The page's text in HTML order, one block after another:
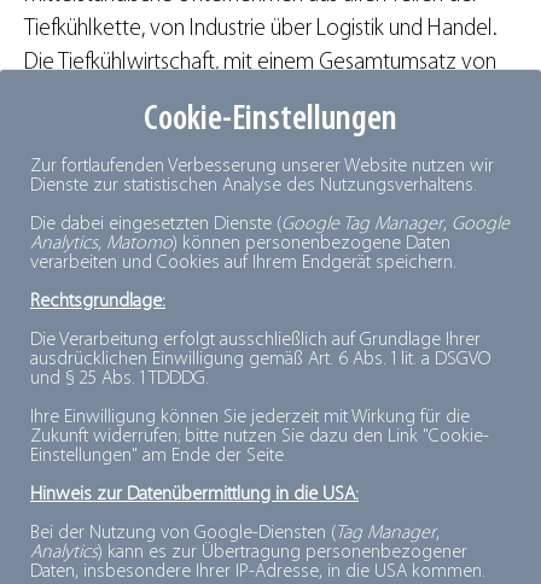
Cookie-Einstellungen
Zur fortlaufenden Verbesserung unserer Website nutzen wir
Dienste zur statistischen Analyse des Nutzungsverhaltens.
Die dabei eingesetzten Dienste (Google Tag Manager, Google
Analytics, Matomo) können personenbezogene Daten
verarbeiten und Cookies auf Ihrem Endgerät speichern.
Rechtsgrundlage:
Die Verarbeitung erfolgt ausschließlich auf Grundlage Ihrer
ausdrücklichen Einwilligung gemäß Art. 6 Abs. 1 lit. a DSGVO
und § 25 Abs. 1 TDDDG.
Ihre Einwilligung können Sie jederzeit mit Wirkung für die
Zukunft widerrufen; bitte nutzen Sie dazu den Link "Cookie-
Einstellungen" am Ende der Seite.
Hinweis zur Datenübermittlung in die USA:
Bei der Nutzung von Google-Diensten (Tag Manager,
Analytics) kann es zur Übertragung personenbezogener
Daten, insbesondere Ihrer IP-Adresse, in die USA kommen.
Tiefkühlkette, von Industrie über Logistik und Handel.
Die Tiefkühlwirtschaft, mit einem Gesamtumsatz von
der Lebensmittelindustrie, versorgt täglich über 82
Millionen Menschen in Deutschland mitfrischen,
tiefgekühltenLebensmitteln und ist ein wichtiger
Lieferant für den Handel, die Gastronomie und die
Gemeinschaftsverpflegung. 2025 stieg der Pro-Kopf-
Verbrauch von Tiefkühlprodukten in Deutschland laut
dti-Absatzstatistik auf einen Rekordwert von 51,6 kg.
Der Gesamtabsatz lag 2025 bei über vier Millionen
Kontakt:
Deutsches Tiefkühlinstitut e.V.
Nina Kollas